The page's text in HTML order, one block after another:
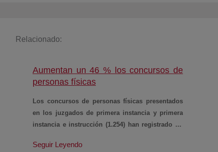
Relacionado:
Aumentan un 46 % los concursos de
personas físicas(abre en nueva ventana)
Los concursos de personas físicas presentados
en los juzgados de primera instancia y primera
instancia e instrucción (1.254) han registrado un
2018, según datos de la Cúpula Judicial.
Seguir Leyendo